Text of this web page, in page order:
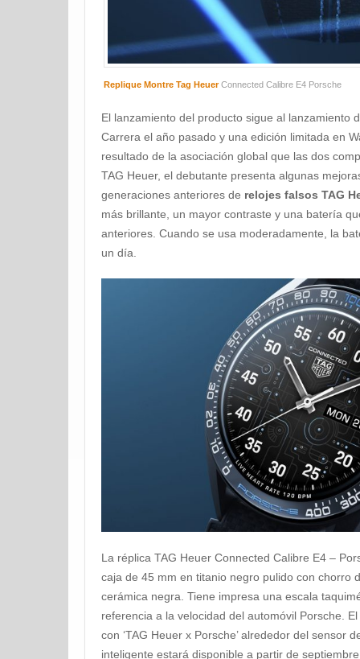
Replique Montre Tag HeuerConnected Calibre E4 Porsche
El lanzamiento del producto sigue al lanzamiento
Carrera el año pasado y una edición limitada en
resultado de la asociación global que las dos
TAG Heuer, el debutante presenta algunas
generaciones anteriores de relojes falsos TAG
más brillante, un mayor contraste y una batería
anteriores. Cuando se usa moderadamente, la
un día.
La réplica TAG Heuer Connected Calibre E4 –
caja de 45 mm en titanio negro pulido con chorro
cerámica negra. Tiene impresa una escala
referencia a la velocidad del automóvil Porsche.
con ‘TAG Heuer x Porsche’ alrededor del sensor
inteligente estará disponible a partir de